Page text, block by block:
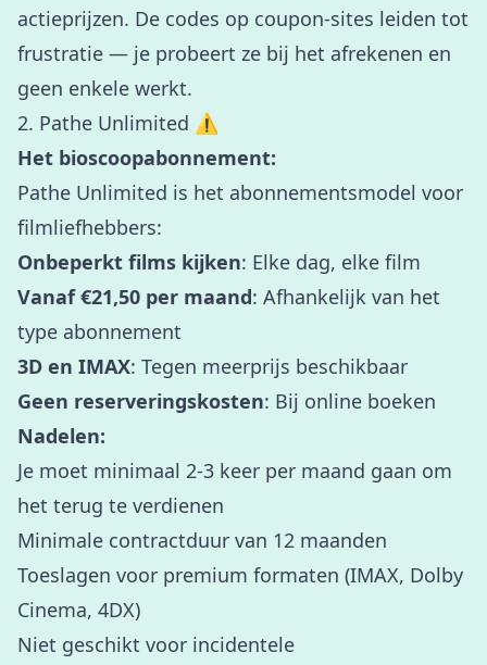
actieprijzen. De codes op coupon-sites leiden tot
frustratie — je probeert ze bij het afrekenen en
geen enkele werkt.
2. Pathe Unlimited ⚠️
Het bioscoopabonnement:
Pathe Unlimited is het abonnementsmodel voor
filmliefhebbers:
Onbeperkt films kijken: Elke dag, elke film
Vanaf €21,50 per maand: Afhankelijk van het
type abonnement
3D en IMAX: Tegen meerprijs beschikbaar
Geen reserveringskosten: Bij online boeken
Nadelen:
Je moet minimaal 2-3 keer per maand gaan om
het terug te verdienen
Minimale contractduur van 12 maanden
Toeslagen voor premium formaten (IMAX, Dolby
Cinema, 4DX)
Niet geschikt voor incidentele